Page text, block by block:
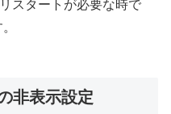
スタートが必要な時で
非表示設定